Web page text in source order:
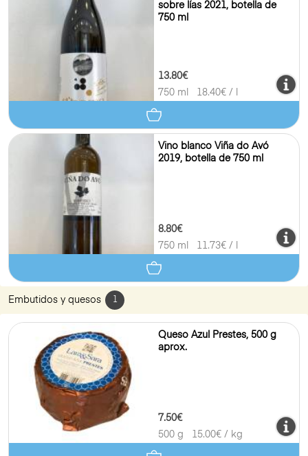
sobre lías 2021, botella de
750 ml
13.80€
750 ml
18.40€ / l
Vino blanco Viña do Avó
2019, botella de 750 ml
8.80€
750 ml
11.73€ / l
Embutidos y quesos 1
Queso Azul Prestes, 500 g
aprox.
7.50€
500 g
15.00€ / kg